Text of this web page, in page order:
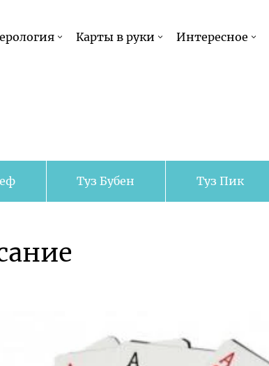
Карты в руки Интересное
Туз Бубен Туз Пик